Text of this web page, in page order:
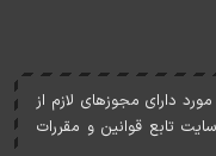
دارای مجوزهای لازم از
تابع قوانين و مقررات